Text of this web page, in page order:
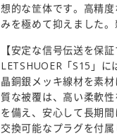
想的な筐体です。高精
みを極めて抑えました
【安定な信号伝送を保
LETSHUOER「S15」
晶銅銀メッキ線材を素
質な被覆は、高い柔軟
を備え、安心して長期
交換可能なプラグを付